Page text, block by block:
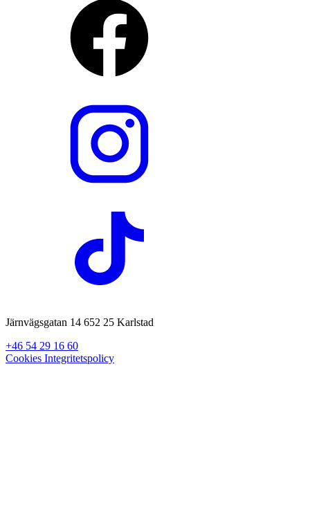
Järnvägsgatan 14 652 25 Karlstad
+46 54 29 16 60
Cookies Integritetspolicy